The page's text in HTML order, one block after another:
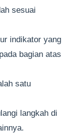
sesuai
indikator yang
bagian atas
satu
langkah di